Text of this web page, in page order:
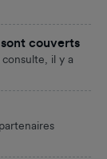
couverts
il y a